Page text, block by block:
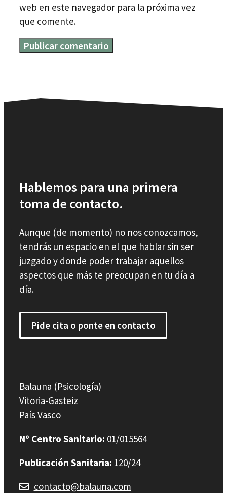
web en este navegador para la próxima vez
que comente.
Hablemos para una primera
toma de contacto.
Aunque (de momento) no nos conozcamos,
tendrás un espacio en el que hablar sin ser
juzgado y donde poder trabajar aquellos
aspectos que más te preocupan en tu día a
día.
Pide cita o ponte en contacto
Balauna (Psicología)
Vitoria-Gasteiz
País Vasco
Nº Centro Sanitario: 01/015564
Publicación Sanitaria: 120/24
contacto@balauna.com